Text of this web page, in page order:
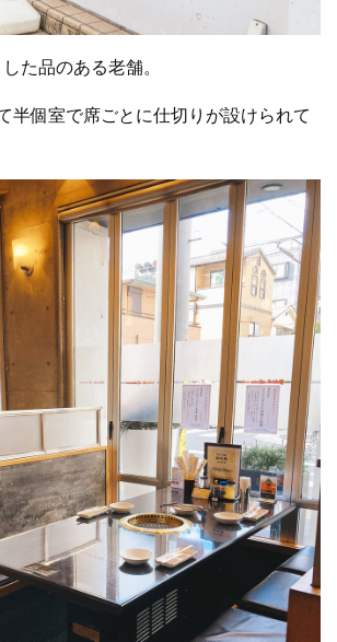
た品のある老舗。
半個室で席ごとに仕切りが設けられて